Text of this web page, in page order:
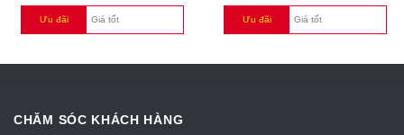
Ưu đãi Giá tốt Ưu đãi Giá tốt
CHĂM SÓC KHÁCH HÀNG